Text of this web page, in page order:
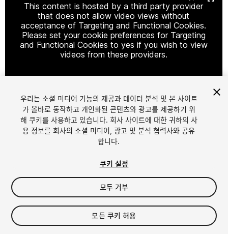
This content is hosted by a third party provider
that does not allow video views without
acceptance of Targeting and Functional Cookies.
Please set your cookie preferences for Targeting
and Functional Cookies to yes if you wish to view
videos from these providers.
Cookie Settings
1/10
$15
세금/부가세는 결제 시 반영됩니다.
우리는 소셜 미디어 기능의 제공과 데이터 분석 및 본 사이트
가 올바로 동작하고 개인화된 콘텐츠와 광고를 제공하기 위
해 쿠키를 사용하고 있습니다. 회사 사이트에 대한 귀하의 사
용 정보를 회사의 소셜 미디어, 광고 및 분석 협력사와 공유
합니다.
쿠키 설정
모두 거부
모든 쿠키 허용